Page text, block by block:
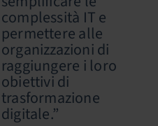
complessità IT e
permettere alle
organizzazioni di
raggiungere i loro
obiettivi di
trasformazione
digitale.”